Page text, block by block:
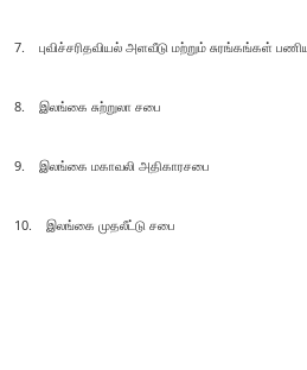
7. புவிச்சரிதவியல் அளவீடு மற்றும் சுரங்கங்கள்
8. இலங்கை சுற்றுலா சபை
9. இலங்கை மகாவலி அதிகாரசபை
10. இலங்கை முதலீட்டு சபை